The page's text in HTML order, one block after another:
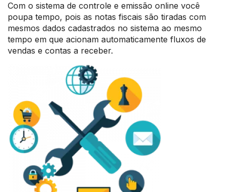
Com o sistema de controle e emissão online você
poupa tempo, pois as notas fiscais são tiradas com
mesmos dados cadastrados no sistema ao mesmo
tempo em que acionam automaticamente fluxos de
vendas e contas a receber.